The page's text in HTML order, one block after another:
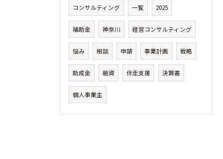
コンサルティング 一覧 2025
補助金 神奈川 経営コンサルティング
悩み 相談 申請 事業計画 戦略
助成金 融資 伴走支援 決算書
個人事業主